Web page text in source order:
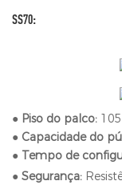
SS70:
● Piso do palco:
● Capacidade do
● Tempo de
● Segurança: